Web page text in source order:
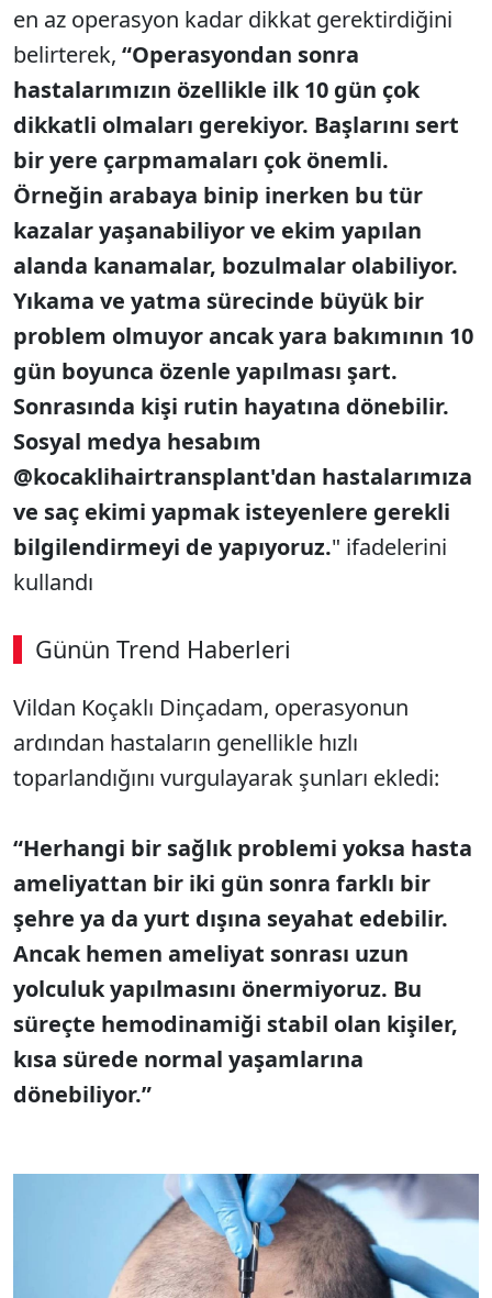
en az operasyon kadar dikkat gerektirdiğini
belirterek, “Operasyondan sonra
hastalarımızın özellikle ilk 10 gün çok
dikkatli olmaları gerekiyor. Başlarını sert
bir yere çarpmamaları çok önemli.
Örneğin arabaya binip inerken bu tür
kazalar yaşanabiliyor ve ekim yapılan
alanda kanamalar, bozulmalar olabiliyor.
Yıkama ve yatma sürecinde büyük bir
problem olmuyor ancak yara bakımının 10
gün boyunca özenle yapılması şart.
Sonrasında kişi rutin hayatına dönebilir.
Sosyal medya hesabım
@kocaklihairtransplant'dan hastalarımıza
ve saç ekimi yapmak isteyenlere gerekli
bilgilendirmeyi de yapıyoruz." ifadelerini
kullandı
Günün Trend Haberleri
Vildan Koçaklı Dinçadam, operasyonun
ardından hastaların genellikle hızlı
toparlandığını vurgulayarak şunları ekledi:
“Herhangi bir sağlık problemi yoksa hasta
ameliyattan bir iki gün sonra farklı bir
şehre ya da yurt dışına seyahat edebilir.
Ancak hemen ameliyat sonrası uzun
yolculuk yapılmasını önermiyoruz. Bu
süreçte hemodinamiği stabil olan kişiler,
kısa sürede normal yaşamlarına
dönebiliyor.”